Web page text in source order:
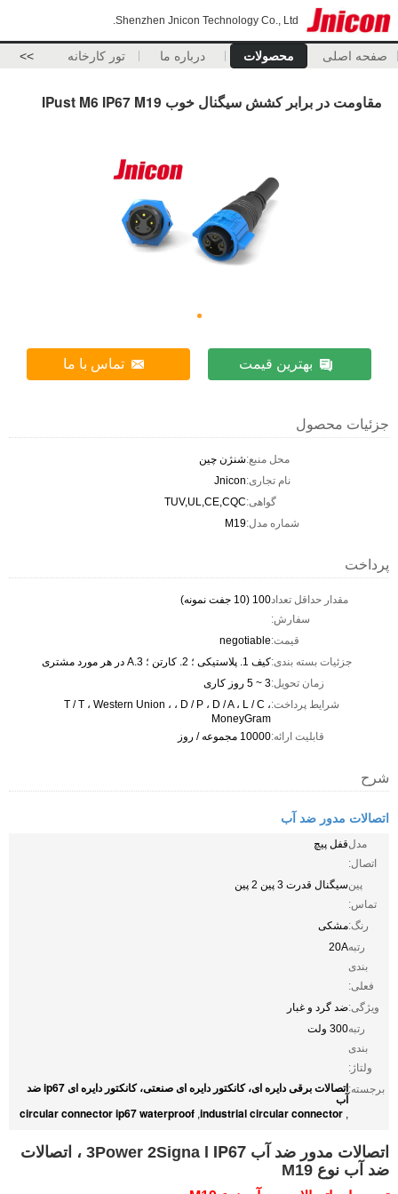
Shenzhen Jnicon Technology Co., Ltd.
صفحه اصلی محصولات درباره ما تور کارخانه >>
مقاومت در برابر کشش سیگنال خوب IPust M6 IP67 M19
بهترین قیمت تماس با ما
جزئیات محصول
محل منبع:شنژن چین
نام تجاری:Jnicon
گواهی:TUV,UL,CE,CQC
شماره مدل:M19
پرداخت
مقدار حداقل تعداد
سفارش:
100 (10 جفت نمونه)
قیمت:negotiable
جزئیات بسته بندی:کیف 1. پلاستیکی ؛ 2. کارتن ؛ 3.A در هر مورد مشتری
زمان تحویل:3 ~ 5 روز کاری
شرایط پرداخت:T / T ، Western Union ، ، D / P ، D / A ، L / C ،
MoneyGram
قابلیت ارائه:10000 مجموعه / روز
شرح
اتصالات مدور ضد آب
مدل
اتصال:
قفل پیچ
پین
تماس:
سیگنال قدرت 3 پین 2 پین
رنگ:مشکی
رتبه
بندی
فعلی:
20A
ویژگی:ضد گرد و غبار
رتبه
بندی
ولتاژ:
300 ولت
برجسته: اتصالات برقی دایره ای، کانکتور دایره ای صنعتی، کانکتور دایره ای ip67 ضد
آب
,
industrial circular connector
,
circular connector ip67 waterproof
اتصالات مدور ضد آب 3Power 2Signa l IP67
، اتصالات
ضد آب نوع M19